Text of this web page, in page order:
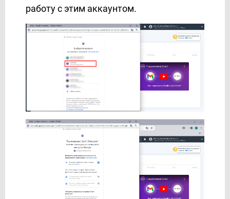
работу с этим аккаунтом.